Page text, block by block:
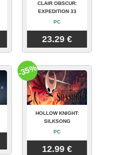
CLAIR OBSCUR:
EXPEDITION 33
PC
23.29 €
HOLLOW KNIGHT:
SILKSONG
PC
12.99 €
-35%